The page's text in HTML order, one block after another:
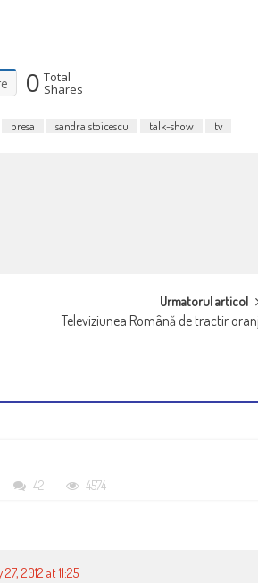
0 Total
Shares
presa sandra stoicescu talk-show tv
Urmatorul articol
Televiziunea Română de tractir
42 4574
2012 at 11:25